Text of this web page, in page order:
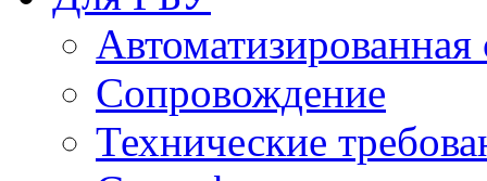
Сопровождение
Технические